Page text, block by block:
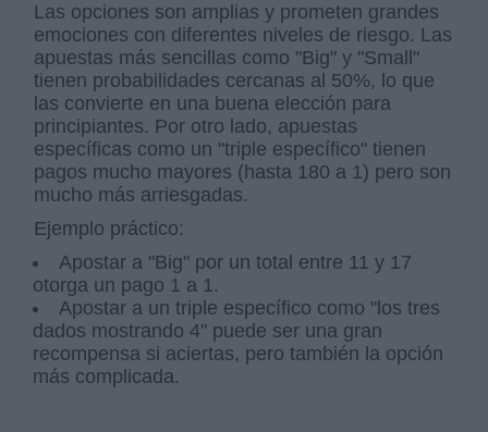
Las opciones son amplias y prometen grandes
emociones con diferentes niveles de riesgo. Las
apuestas más sencillas como "Big" y "Small"
tienen probabilidades cercanas al 50%, lo que
las convierte en una buena elección para
principiantes. Por otro lado, apuestas
específicas como un "triple específico" tienen
pagos mucho mayores (hasta 180 a 1) pero son
mucho más arriesgadas.
Ejemplo práctico:
Apostar a "Big" por un total entre 11 y 17
otorga un pago 1 a 1.
Apostar a un triple específico como "los tres
dados mostrando 4" puede ser una gran
recompensa si aciertas, pero también la opción
más complicada.